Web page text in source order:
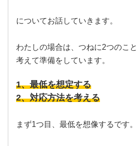
についてお話していきます。
わたしの場合は、つねに2つのこ
考えて準備をしています。
1、最低を想定する
2、対応方法を考える
まず1つ目、最低を想像するです。